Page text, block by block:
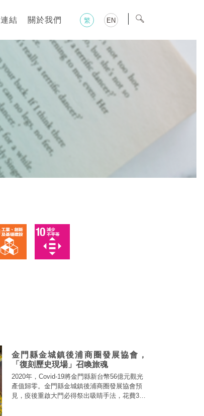
結 關於我們 繁 EN
金門縣金城鎮後浦商圈發展協會，
「復刻歷史現場」召喚旅魂
2020年，Covid-19將金門縣新台幣56億元觀光
產值歸零。金門縣金城鎮後浦商圈發展協會預
見，疫後重啟大門必得祭出吸睛手法，花費3年